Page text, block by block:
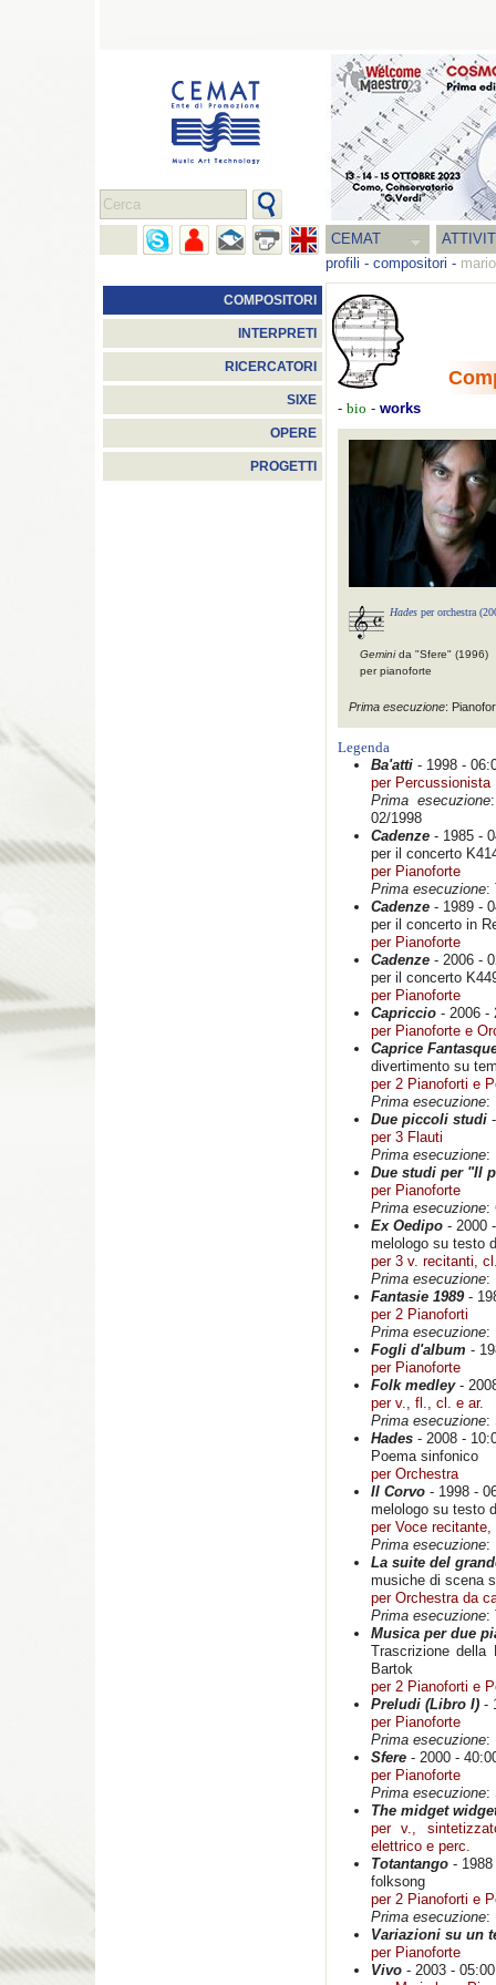
CEMAT
profili - compositori -
COMPOSITORI
INTERPRETI
RICERCATORI
SIXE
OPERE
PROGETTI
- bio - works
Hades per orchestra
Geminida "Sfere" (1996)
per pianoforte
Prima esecuzione:
Legenda
Ba'atti - 1998 -
per Percussionista
Prima esecuzione
02/1998
Cadenze - 1985 -
per il concerto
per Pianoforte
Prima esecuzione:
Cadenze - 1989 -
per il concerto in
per Pianoforte
Cadenze - 2006 -
per il concerto
per Pianoforte
Capriccio - 2006 -
per Pianoforte e
Caprice
divertimento su
per 2 Pianoforti e
Prima esecuzione:
Due piccoli studi
per 3 Flauti
Prima esecuzione:
Due studi per "Il
per Pianoforte
Prima esecuzione:
Ex Oedipo - 2000
melologo su testo
per 3 v. recitanti,
Prima esecuzione:
Fantasie 1989-
per 2 Pianoforti
Prima esecuzione:
Fogli d'album -
per Pianoforte
Folk medley-
per v., fl., cl. e ar.
Prima esecuzione:
Hades - 2008 -
Poema sinfonico
per Orchestra
Il Corvo - 1998 -
melologo su testo
per Voce
Prima esecuzione:
La suite del
musiche di scena
per Orchestra da
Prima esecuzione:
Musica per due
Trascrizione
Bartok
per 2 Pianoforti e
Preludi (Libro I) -
per Pianoforte
Prima esecuzione:
Sfere - 2000 -
per Pianoforte
Prima esecuzione:
The midget
per v.,
elettrico e perc.
Totantango -
folksong
per 2 Pianoforti e
Prima esecuzione:
Variazioni su un
per Pianoforte
Vivo - 2003 - 05:00